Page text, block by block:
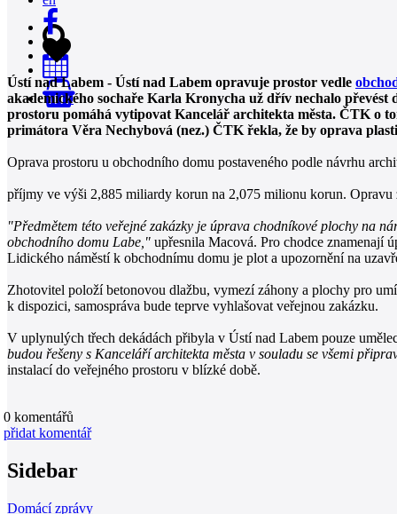
0
Ústí nad Labem - Ústí nad Labem opravuje prostor vedle
akademického sochaře Karla Kronycha už dřív nechalo
prostoru pomáhá vytipovat Kancelář architekta města. ČTK o
primátora Věra Nechybová (nez.) ČTK řekla, že by oprava
Oprava prostoru u obchodního domu postaveného podle návrhu
příjmy ve výši 2,885 miliardy korun na 2,075 milionu korun.
"Předmětem této veřejné zakázky je úprava chodníkové plochy na
obchodního domu Labe," upřesnila Macová. Pro chodce znamenají
Lidického náměstí k obchodnímu domu je plot a upozornění na
Zhotovitel položí betonovou dlažbu, vymezí záhony a plochy pro
k dispozici, samospráva bude teprve vyhlašovat veřejnou zakázku.
V uplynulých třech dekádách přibyla v Ústí nad Labem pouze
budou řešeny s Kanceláří architekta města v souladu se všemi
instalací do veřejného prostoru v blízké době.
0 komentářů
přidat komentář
Sidebar
Domácí zprávy